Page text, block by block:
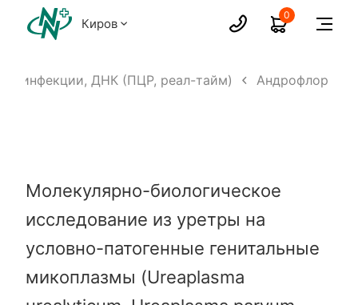
Киров
0
инфекции, ДНК (ПЦР, реал-тайм) Андрофлор
Молекулярно-биологическое
исследование из уретры на
условно-патогенные генитальные
микоплазмы (Ureaplasma